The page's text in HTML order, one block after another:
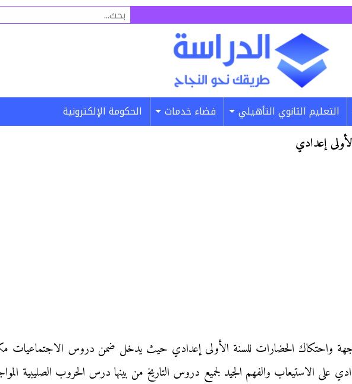
البحث
عن:
التعليم الثانوي التأهيلي فضاء خدمات الحكومة الإلكترونية
إعدادي
واحتكاك الحضارات للسنة الأولى إعدادي حيث يدخل ضمن دروس الاجتماعيات
على الاستيعاب والفهم الجيد لجميع دروس التاريخ من بينها درس الحروب الصليبية